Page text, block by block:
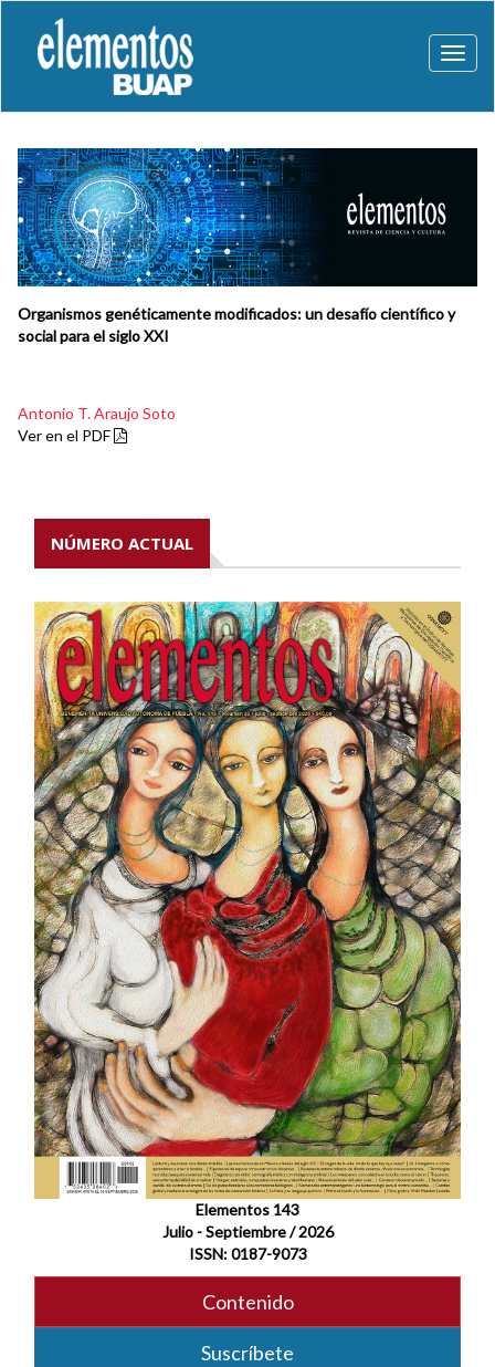
Organismos genéticamente modificados: un desafío científico y
social para el siglo XXI
Antonio T. Araujo Soto
Ver en el PDF
NÚMERO ACTUAL
Elementos 143
Julio - Septiembre / 2026
ISSN: 0187-9073
Contenido
Suscríbete